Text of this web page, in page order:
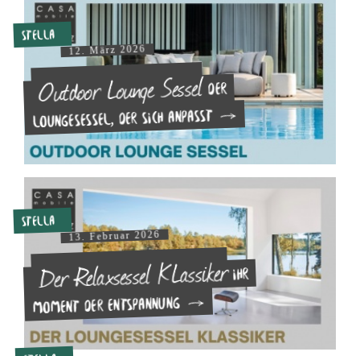
Stella
12. März 2026
Outdoor Lounge SesselDer
Loungesessel, der sich anpasst
Stella
13. Februar 2026
Der Relaxsessel KLassikerIhr
Moment der Entspannung